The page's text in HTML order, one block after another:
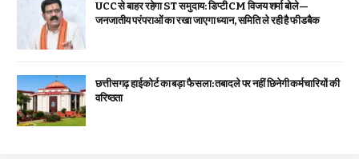
UCC से बाहर रहेगा ST समुदाय: डिप्टी CM विजय शर्मा बोले—
जनजातीय परंपराओं का रखा जाएगा ध्यान, समिति ले रही है फीडबैक
छत्तीसगढ़ हाईकोर्ट का बड़ा फैसला: तबादले पर नहीं छिनेगी कर्मचारियों की
वरिष्ठता